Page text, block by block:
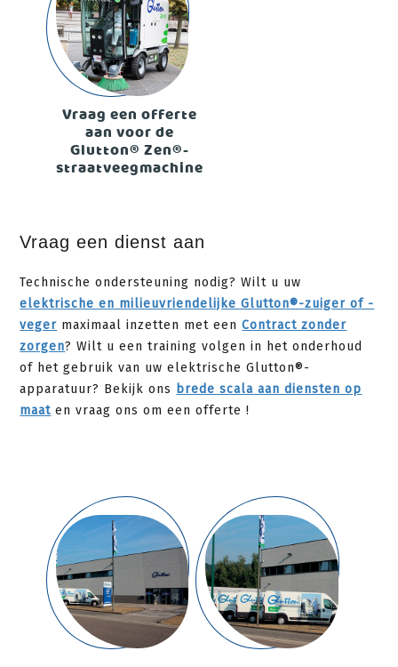
Vraag een offerte
aan voor de
Glutton® Zen®-
straatveegmachine
Vraag een dienst aan
Technische ondersteuning nodig? Wilt u uw
elektrische en milieuvriendelijke Glutton®-zuiger of -
veger maximaal inzetten met eenContract zonder
zorgen? Wilt u een training volgen in het onderhoud
of het gebruik van uw elektrische Glutton®-
apparatuur? Bekijk ons brede scala aan diensten op
maat en vraag ons om een offerte !